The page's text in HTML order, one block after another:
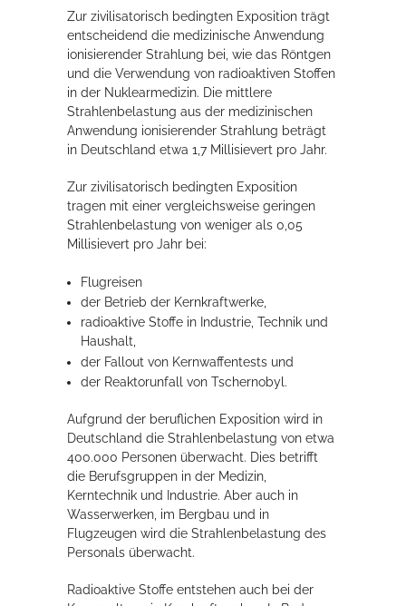
Erleben in Hockenheim
Spaß unter prickelnden Wasserfällen, das rauschende Meer im
Wellenbecken oder doch lieber die pure Entspannung auf der
Sprudelliege im Solebecken?
mehr dazu...
Zur zivilisatorisch bedingten Exposition trägt
entscheidend die medizinische Anwendung
ionisierender Strahlung bei, wie das Röntgen
und die Verwendung von radioaktiven Stoffen
in der Nuklearmedizin. Die mittlere
Strahlenbelastung aus der medizinischen
Anwendung ionisierender Strahlung beträgt
in Deutschland etwa 1,7 Millisievert pro Jahr.
Zur zivilisatorisch bedingten Exposition
tragen mit einer vergleichsweise geringen
Strahlenbelastung von weniger als 0,05
Millisievert pro Jahr bei:
Flugreisen
der Betrieb der Kernkraftwerke,
radioaktive Stoffe in Industrie, Technik und
Haushalt,
der Fallout von Kernwaffentests und
der Reaktorunfall von Tschernobyl.
Aufgrund der beruflichen Exposition wird in
Deutschland die Strahlenbelastung von etwa
400.000 Personen überwacht. Dies betrifft
die Berufsgruppen in der Medizin,
Kerntechnik und Industrie. Aber auch in
Wasserwerken, im Bergbau und in
Flugzeugen wird die Strahlenbelastung des
Personals überwacht.
Radioaktive Stoffe entstehen auch bei der